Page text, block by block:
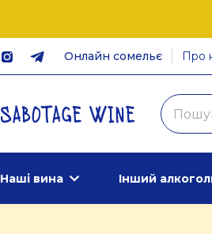
Онлайн сомельє Про
Наші вина Інший